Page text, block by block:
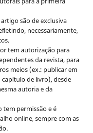
são de exclusiva
necessariamente,
tem autorização para
da revista, para
meios (ex.: publicar em
de livro), desde
autoria e da
tem permissão e é
online, sempre com as